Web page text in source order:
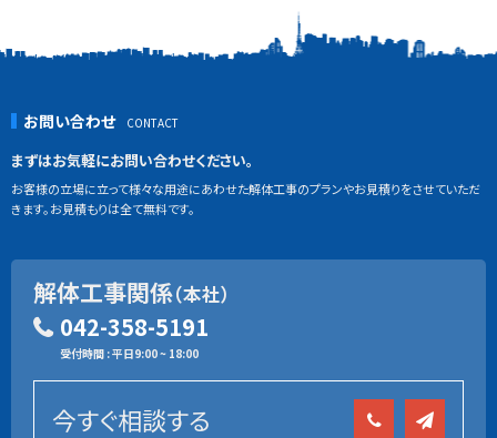
お問い合わせ
まずはお気軽にお問い合わせください。
お客様の立場に立って様々な用途にあわせた解体工事のプランやお見積りをさせていただ
きます。お見積もりは全て無料です。
解体工事関係（本社）
042-358-5191
受付時間 : 平日9:00 ~ 18:00
今すぐ相談する